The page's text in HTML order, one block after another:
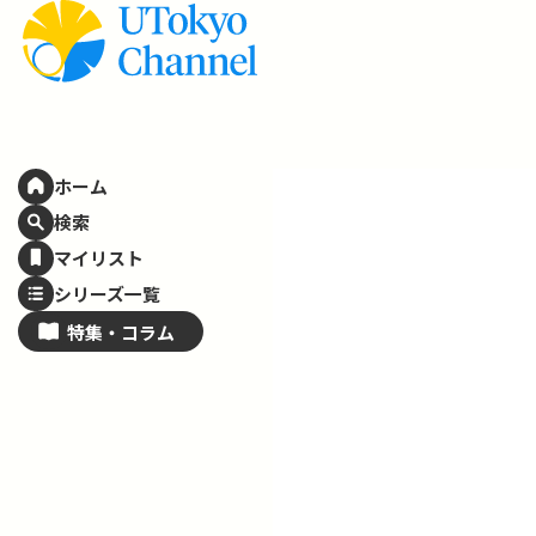
ホーム
検索
マイリスト
シリーズ一覧
特集・ コラム